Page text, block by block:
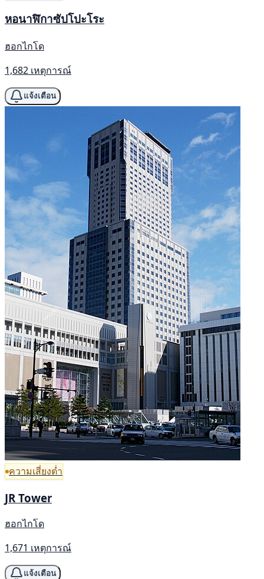
หอนาฬิกาซัปโปะโระ
ฮอกไกโด
1,682 เหตุการณ์
แจ้งเตือน
ความเสี่ยงต่ำ
JR Tower
ฮอกไกโด
1,671 เหตุการณ์
แจ้งเตือน